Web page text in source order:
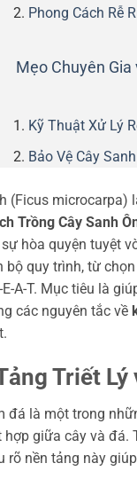
Phong Cách Rễ
Mẹo Chuyên
Kỹ Thuật Xử Lý
Bảo Vệ Cây
(Ficus microcarpa)
Trồng Cây Sanh
hòa quyện tuyệt
bộ quy trình, từ
E-A-T. Mục tiêu là
các nguyên tắc về
Triết
đá là một trong
hợp giữa cây và
rõ nền tảng này